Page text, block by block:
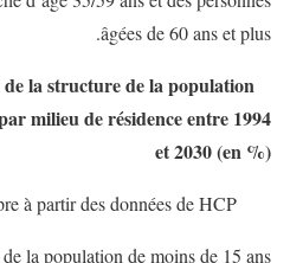
âgées de 60 ans et plus.
la structure de la population
milieu de résidence entre 1994
et 2030 (en %)
à partir des données de HCP
la population de moins de 15 ans